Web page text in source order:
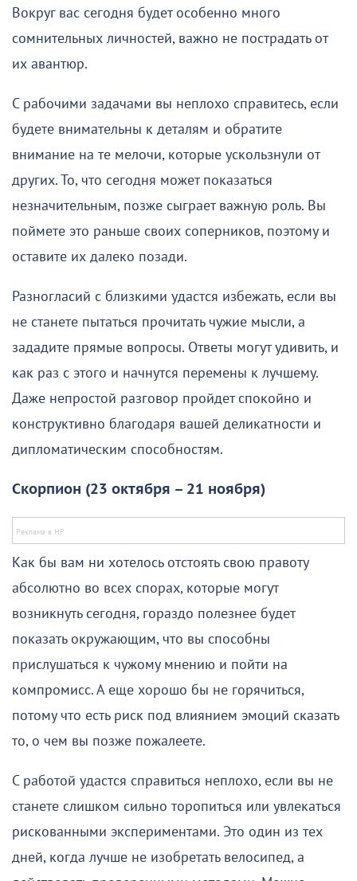
Вокруг вас сегодня будет особенно много
сомнительных личностей, важно не пострадать от
их авантюр.
С рабочими задачами вы неплохо справитесь, если
будете внимательны к деталям и обратите
внимание на те мелочи, которые ускользнули от
других. То, что сегодня может показаться
незначительным, позже сыграет важную роль. Вы
поймете это раньше своих соперников, поэтому и
оставите их далеко позади.
Разногласий с близкими удастся избежать, если вы
не станете пытаться прочитать чужие мысли, а
зададите прямые вопросы. Ответы могут удивить, и
как раз с этого и начнутся перемены к лучшему.
Даже непростой разговор пройдет спокойно и
конструктивно благодаря вашей деликатности и
дипломатическим способностям.
Скорпион (23 октября – 21 ноября)
Как бы вам ни хотелось отстоять свою правоту
абсолютно во всех спорах, которые могут
возникнуть сегодня, гораздо полезнее будет
показать окружающим, что вы способны
прислушаться к чужому мнению и пойти на
компромисс. А еще хорошо бы не горячиться,
потому что есть риск под влиянием эмоций сказать
то, о чем вы позже пожалеете.
С работой удастся справиться неплохо, если вы не
станете слишком сильно торопиться или увлекаться
рискованными экспериментами. Это один из тех
дней, когда лучше не изобретать велосипед, а